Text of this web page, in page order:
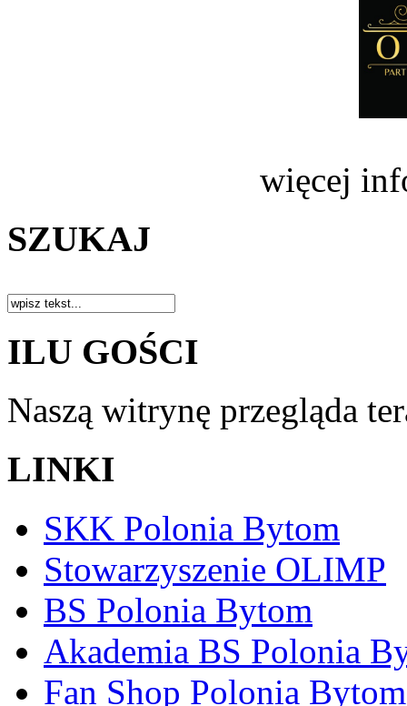
więcej
SZUKAJ
ILU GOŚCI
Naszą witrynę przegląda
LINKI
SKK Polonia Bytom
Stowarzyszenie OLIMP
BS Polonia Bytom
Akademia BS Polonia
Fan Shop Polonia Bytom